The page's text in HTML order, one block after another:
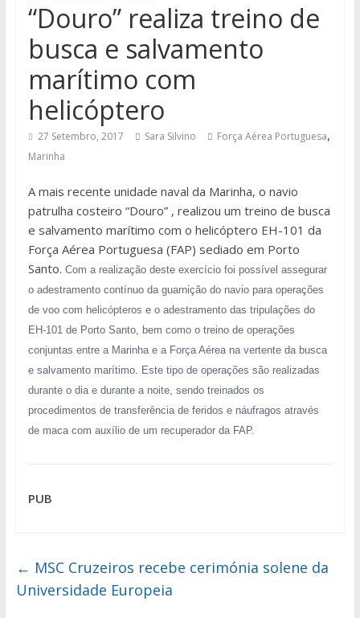
“Douro” realiza treino de
busca e salvamento
marítimo com
helicóptero
27 Setembro, 2017 Sara Silvino Força Aérea Portuguesa,
Marinha
A mais recente unidade naval da Marinha, o navio
patrulha costeiro “Douro” , realizou um treino de busca
e salvamento marítimo com o helicóptero EH-101 da
Força Aérea Portuguesa (FAP) sediado em Porto
Santo. Com a realização deste exercício foi possível assegurar
o adestramento contínuo da guarnição do navio para operações
de voo com helicópteros e o adestramento das tripulações do
EH-101 de Porto Santo, bem como o treino de operações
conjuntas entre a Marinha e a Força Aérea na vertente da busca
e salvamento marítimo. Este tipo de operações são realizadas
durante o dia e durante a noite, sendo treinados os
procedimentos de transferência de feridos e náufragos através
de maca com auxílio de um recuperador da FAP.
PUB
← MSC Cruzeiros recebe cerimónia solene da
Universidade Europeia